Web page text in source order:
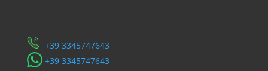
​+39 3345747643
​+39 3345747643